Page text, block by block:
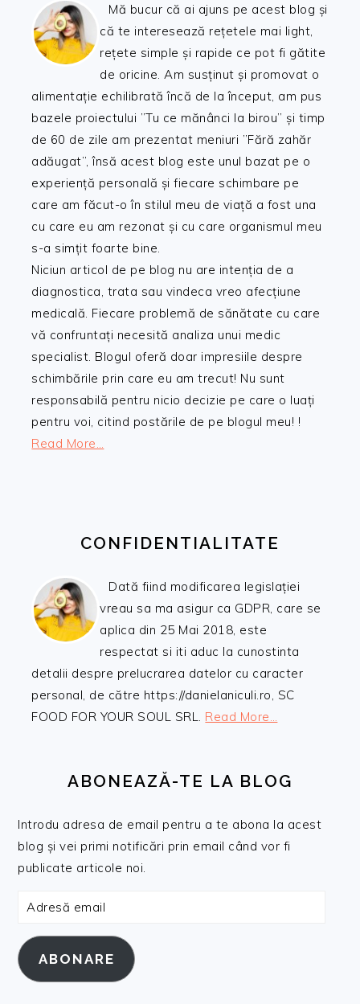
Mă bucur că ai ajuns pe acest blog și
că te interesează rețetele mai light,
rețete simple și rapide ce pot fi gătite
de oricine. Am susținut și promovat o
alimentație echilibrată încă de la început, am pus
bazele proiectului ”Tu ce mănânci la birou” și timp
de 60 de zile am prezentat meniuri ”Fără zahăr
adăugat”, însă acest blog este unul bazat pe o
experiență personală și fiecare schimbare pe
care am făcut-o în stilul meu de viață a fost una
cu care eu am rezonat și cu care organismul meu
s-a simțit foarte bine.
Niciun articol de pe blog nu are intenția de a
diagnostica, trata sau vindeca vreo afecțiune
medicală. Fiecare problemă de sănătate cu care
vă confruntați necesită analiza unui medic
specialist. Blogul oferă doar impresiile despre
schimbările prin care eu am trecut! Nu sunt
responsabilă pentru nicio decizie pe care o luați
pentru voi, citind postările de pe blogul meu! !
Read More…
CONFIDENTIALITATE
Dată fiind modificarea legislației
vreau sa ma asigur ca GDPR, care se
aplica din 25 Mai 2018, este
respectat si iti aduc la cunostinta
detalii despre prelucrarea datelor cu caracter
personal, de către https://danielaniculi.ro, SC
FOOD FOR YOUR SOUL SRL. Read More…
ABONEAZĂ-TE LA BLOG
Introdu adresa de email pentru a te abona la acest
blog și vei primi notificări prin email când vor fi
publicate articole noi.
Adresă
ABONARE